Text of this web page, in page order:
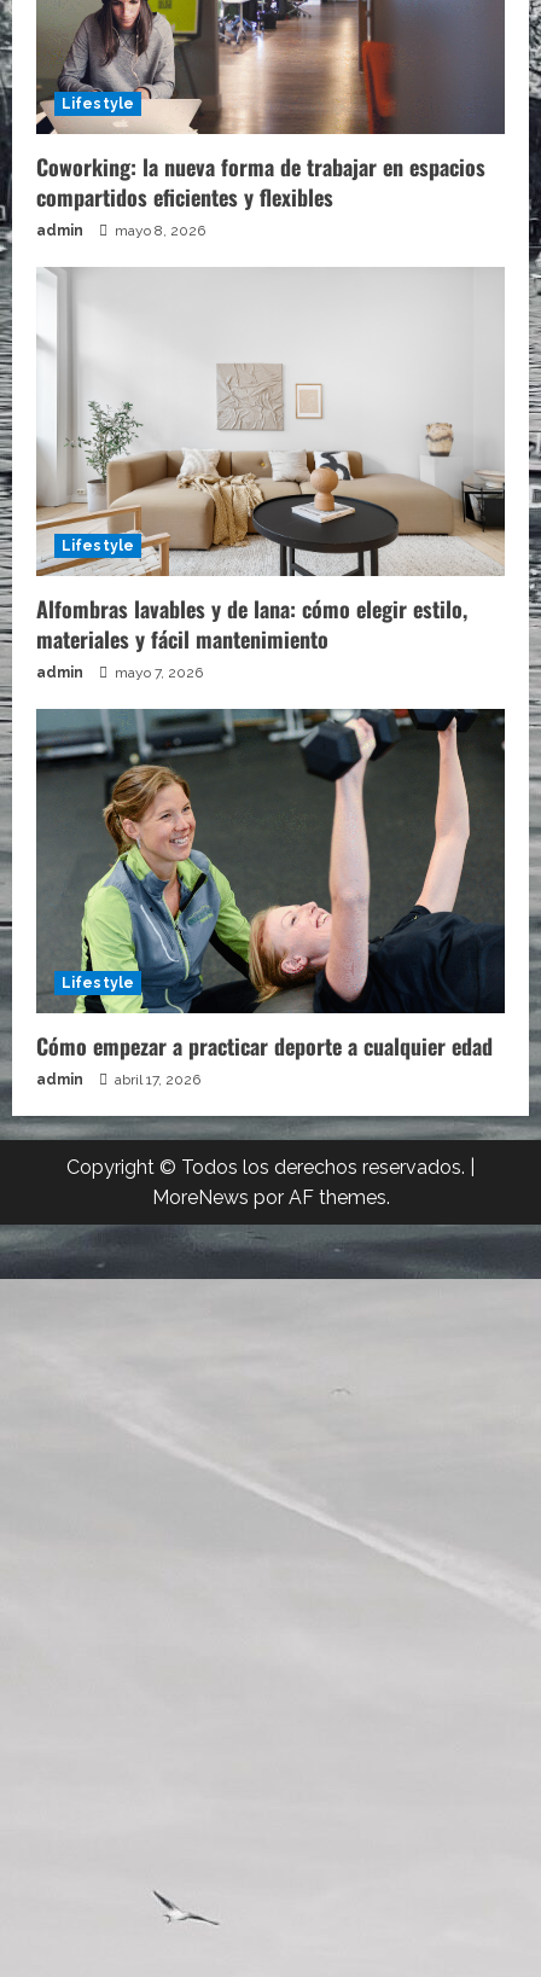
Lifestyle
Coworking: la nueva forma de trabajar en espacios
compartidos eficientes y flexibles
admin mayo 8, 2026
Lifestyle
Alfombras lavables y de lana: cómo elegir estilo,
materiales y fácil mantenimiento
admin mayo 7, 2026
Lifestyle
Cómo empezar a practicar deporte a cualquier edad
admin abril 17, 2026
Copyright © Todos los derechos reservados.
MoreNews por AF themes.